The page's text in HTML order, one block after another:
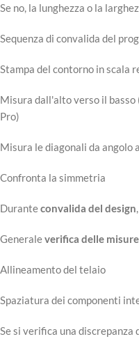
Se no, la lunghezza o la
Sequenza di convalida del
Stampa del contorno in scala
Misura dall'alto verso il
Pro)
Misura le diagonali da angolo
Confronta la simmetria
Duranteconvalida del design
Generaleverifica delle misure
Allineamento del telaio
Spaziatura dei componenti
Se si verifica una